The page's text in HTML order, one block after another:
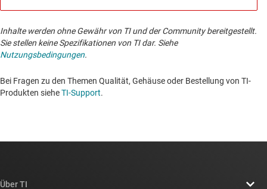
Inhalte werden ohne Gewähr von TI und der Community bereitgestellt.
Sie stellen keine Spezifikationen von TI dar. Siehe
Nutzungsbedingungen.
Bei Fragen zu den Themen Qualität, Gehäuse oder Bestellung von TI-
Produkten sieheTI-Support. ​​​​​​​​​​​​​​
Über TI